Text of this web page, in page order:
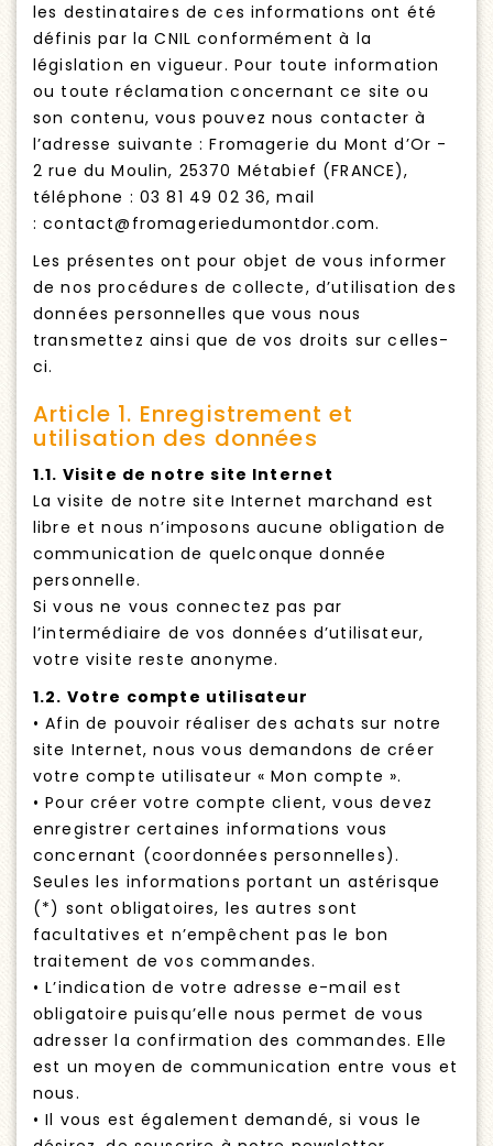
les destinataires de ces informations ont été
définis par la CNIL conformément à la
législation en vigueur. Pour toute information
ou toute réclamation concernant ce site ou
son contenu, vous pouvez nous contacter à
l’adresse suivante : Fromagerie du Mont d’Or -
2 rue du Moulin, 25370 Métabief (FRANCE),
téléphone : 03 81 49 02 36, mail
: contact@fromageriedumontdor.com.
Les présentes ont pour objet de vous informer
de nos procédures de collecte, d’utilisation des
données personnelles que vous nous
transmettez ainsi que de vos droits sur celles-
ci.
Article 1. Enregistrement et
utilisation des données
1.1. Visite de notre site Internet
La visite de notre site Internet marchand est
libre et nous n’imposons aucune obligation de
communication de quelconque donnée
personnelle.
Si vous ne vous connectez pas par
l’intermédiaire de vos données d’utilisateur,
votre visite reste anonyme.
1.2. Votre compte utilisateur
• Afin de pouvoir réaliser des achats sur notre
site Internet, nous vous demandons de créer
votre compte utilisateur « Mon compte ».
• Pour créer votre compte client, vous devez
enregistrer certaines informations vous
concernant (coordonnées personnelles).
Seules les informations portant un astérisque
(*) sont obligatoires, les autres sont
facultatives et n’empêchent pas le bon
traitement de vos commandes.
• L’indication de votre adresse e-mail est
obligatoire puisqu’elle nous permet de vous
adresser la confirmation des commandes. Elle
est un moyen de communication entre vous et
nous.
• Il vous est également demandé, si vous le